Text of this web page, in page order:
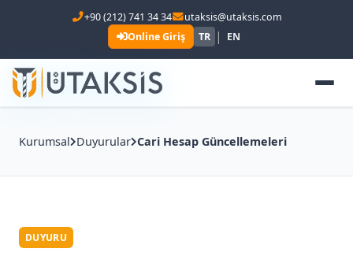
+90 (212) 741 34 34
utaksis@utaksis.com
Online Giriş
TR | EN
Kurumsal Duyurular Cari Hesap Güncellemeleri
DUYURU